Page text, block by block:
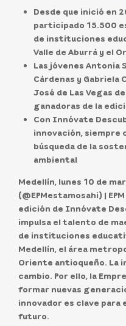
Desde que inició en
participado 15.500
de instituciones
Valle de Aburrá y el
Las jóvenes Antonia
Cárdenas y Gabriela
José de Las Vegas
ganadoras de la
Con Innóvate
innovación, siempre
búsqueda de la
ambiental
Medellín, lunes 10 de
(@EPMestamosahi) |
edición de Innóvate
impulsa el talento de
de instituciones
Medellín, el área
Oriente antioqueño. La
cambio. Por ello, la
formar nuevas
innovador es clave
futuro.